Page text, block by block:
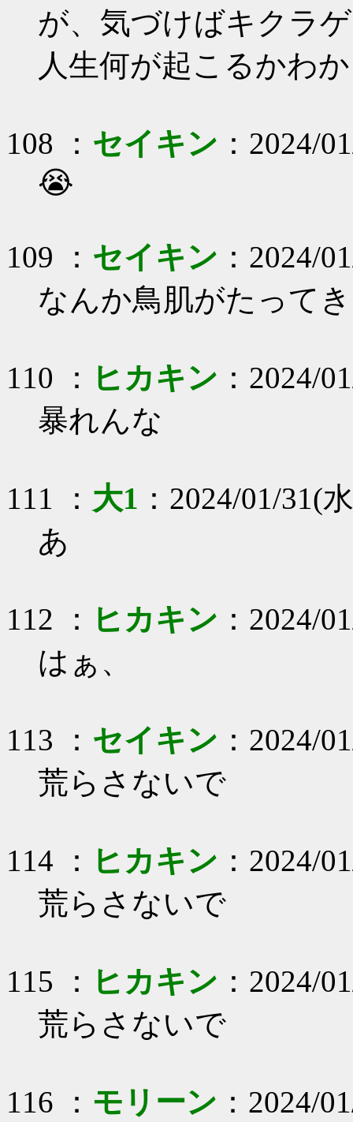
が、気づけばキクラ
人生何が起こるかわ
108 ： セイキン ：2024/
😭
109 ： セイキン ：2024/
なんか鳥肌がたって
110 ： ヒカキン ：2024/
暴れんな
111 ： 大1 ：2024/01/31(
あ
112 ： ヒカキン ：2024/
はぁ、
113 ： セイキン ：2024/
荒らさないで
114 ： ヒカキン ：2024/
荒らさないで
115 ： ヒカキン ：2024/
荒らさないで
116 ： モリーン ：2024/